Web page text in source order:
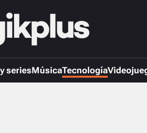
seriesMúsicaTecnología